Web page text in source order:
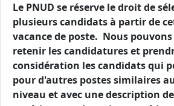
Le PNUD se réserve le droit de
plusieurs candidats à partir de
vacance de poste. Nous
retenir les candidatures et
considération les candidats qui
pour d'autres postes similaires
niveau et avec une description